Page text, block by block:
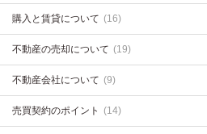
購入と賃貸について (16)
不動産の売却について (19)
不動産会社について (9)
売買契約のポイント (14)